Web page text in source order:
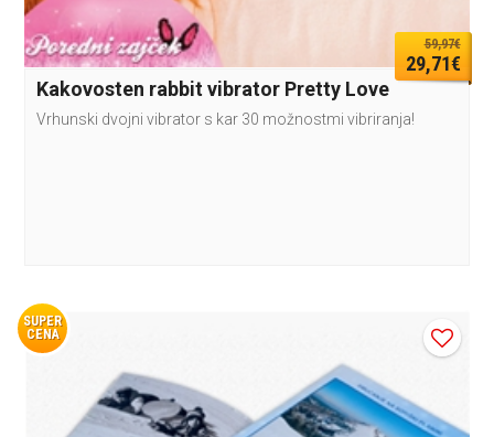
59,97€
29,71€
Kakovosten rabbit vibrator Pretty Love
Vrhunski dvojni vibrator s kar 30 možnostmi vibriranja!
SUPER
CENA